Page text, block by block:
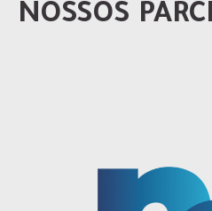
NOSSOS